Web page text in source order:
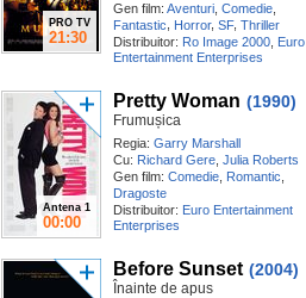
PRO TV
21:30
Gen film: Aventuri Comedie
Fantastic, Horror, SF, Thriller
Distribuitor: Ro Image 2000 Euro
Entertainment Enterprises
Antena 1
00:00
Pretty Woman (1990)
Frumușica
Regia: Garry Marshall
Cu: Richard Gere Julia Roberts
Gen film: Comedie Romantic
Dragoste
Distribuitor: Euro Entertainment
Enterprises
Before Sunset (2004)
Înainte de apus